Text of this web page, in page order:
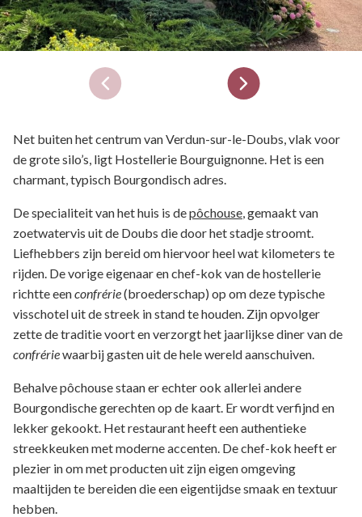
Net buiten het centrum van Verdun-sur-le-Doubs, vlak voor
de grote silo’s, ligt Hostellerie Bourguignonne. Het is een
charmant, typisch Bourgondisch adres.
De specialiteit van het huis is depôchouse , gemaakt van
zoetwatervis uit de Doubs die door het stadje stroomt.
Liefhebbers zijn bereid om hiervoor heel wat kilometers te
rijden. De vorige eigenaar en chef-kok van de hostellerie
richtte eenconfrérie(broederschap) op om deze typische
visschotel uit de streek in stand te houden. Zijn opvolger
zette de traditie voort en verzorgt het jaarlijkse diner van de
confrériewaarbij gasten uit de hele wereld aanschuiven.
Behalve pôchouse staan er echter ook allerlei andere
Bourgondische gerechten op de kaart. Er wordt verfijnd en
lekker gekookt. Het restaurant heeft een authentieke
streekkeuken met moderne accenten. De chef-kok heeft er
plezier in om met producten uit zijn eigen omgeving
maaltijden te bereiden die een eigentijdse smaak en textuur
hebben.